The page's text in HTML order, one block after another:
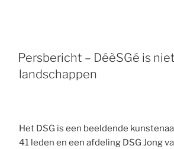
Persbericht – DéèSGé is
landschappen
Het DSG is een beeldende
41 leden en een afdeling DSG Jong